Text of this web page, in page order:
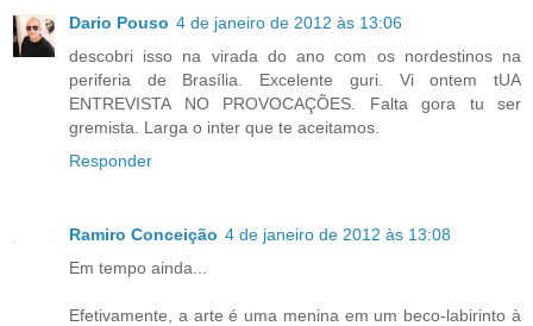
Dario Pouso 4 de janeiro de 2012 às 13:06
descobri isso na virada do ano com os nordestinos na
periferia de Brasília. Excelente guri. Vi ontem tUA
ENTREVISTA NO PROVOCAÇÕES. Falta gora tu ser
gremista. Larga o inter que te aceitamos.
Responder
Ramiro Conceição 4 de janeiro de 2012 às 13:08
Em tempo ainda...
Efetivamente, a arte é uma menina em um beco-labirinto à